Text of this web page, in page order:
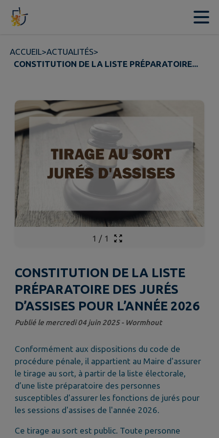
Contenu
ACCUEIL>ACTUALITÉS>
CONSTITUTION DE LA LISTE PRÉPARATOIRE...
1 / 1
CONSTITUTION DE LA LISTE
PRÉPARATOIRE DES JURÉS
D’ASSISES POUR L’ANNÉE 2026
Publié le mercredi 04 juin 2025 - Wormhout
Conformément aux dispositions du code de
procédure pénale, il appartient au Maire d'assurer
le tirage au sort, à partir de la liste électorale,
d’une liste préparatoire des personnes
susceptibles d'assurer les fonctions de jurés pour
les sessions d'assises de l'année 2026.
Ce tirage au sort est public. Toute personne